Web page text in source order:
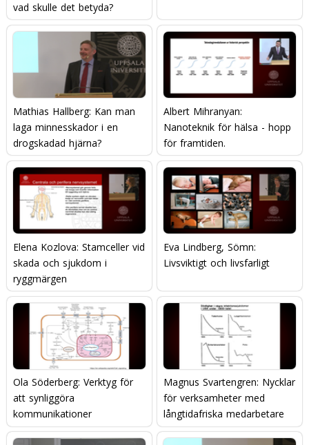
vad skulle det betyda?
Mathias Hallberg: Kan man
laga minnesskador i en
drogskadad hjärna?
Albert Mihranyan:
Nanoteknik för hälsa - hopp
för framtiden.
Elena Kozlova: Stamceller vid
skada och sjukdom i
ryggmärgen
Eva Lindberg, Sömn:
Livsviktigt och livsfarligt
Ola Söderberg: Verktyg för
att synliggöra
kommunikationer
Magnus Svartengren: Nycklar
för verksamheter med
långtidafriska medarbetare